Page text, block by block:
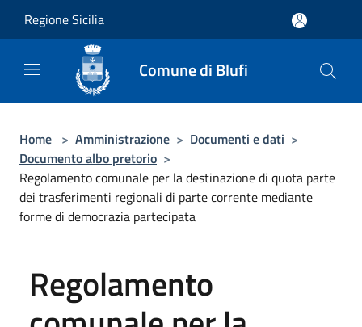
Regione Sicilia
Comune di Blufi
Home > Amministrazione > Documenti e dati >
Documento albo pretorio >
Regolamento comunale per la destinazione di quota parte
dei trasferimenti regionali di parte corrente mediante
forme di democrazia partecipata
Regolamento